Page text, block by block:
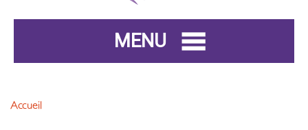
MENU
Accueil